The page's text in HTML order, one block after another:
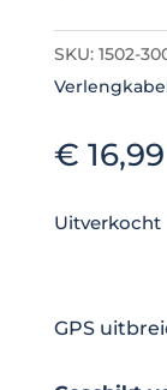
SKU: 1502-
€ 16,99
Uitverkocht
GPS